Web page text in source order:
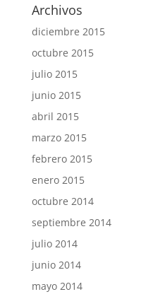
Archivos
diciembre 2015
octubre 2015
julio 2015
junio 2015
abril 2015
marzo 2015
febrero 2015
enero 2015
octubre 2014
septiembre 2014
julio 2014
junio 2014
mayo 2014